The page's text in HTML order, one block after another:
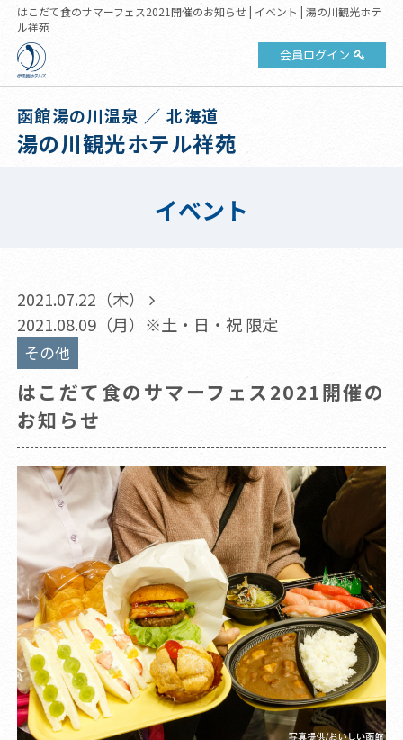
はこだて食のサマーフェス2021開催のお知らせ | イベント | 湯の川観光ホテ
ル祥苑
会員ログイン
函館湯の川温泉 ／ 北海道
湯の川観光ホテル祥苑
イベント
2021.07.22（木）
2021.08.09（月）※土・日・祝 限定
その他
はこだて食のサマーフェス2021開催の
お知らせ